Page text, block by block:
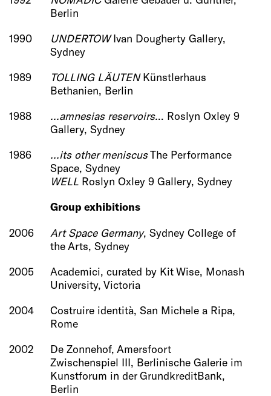
Berlin
1990
UNDERTOWIvan Dougherty Gallery,
Sydney
1989
TOLLING LÄUTENKünstlerhaus
Bethanien, Berlin
1988
...amnesias reservoirs... Roslyn Oxley 9
Gallery, Sydney
1986
...its other meniscusThe Performance
Space, Sydney
WELLRoslyn Oxley 9 Gallery, Sydney
Group exhibitions
2006 Art Space Germany, Sydney College of
the Arts, Sydney
2005
Academici, curated by Kit Wise, Monash
University, Victoria
2004
Costruire identità, San Michele a Ripa,
Rome
2002
De Zonnehof, Amersfoort
Zwischenspiel III, Berlinische Galerie im
Kunstforum in der GrundkreditBank,
Berlin